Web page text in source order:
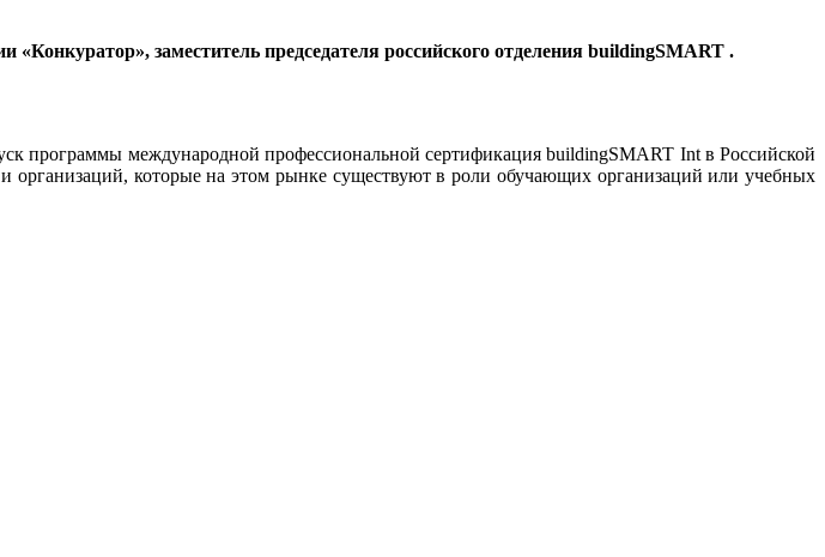
«Конкуратор», заместитель председателя российского отделения buildingSMART .
программы международной профессиональной сертификация buildingSMART Int в Российской
организаций, которые на этом рынке существуют в роли обучающих организаций или учебных